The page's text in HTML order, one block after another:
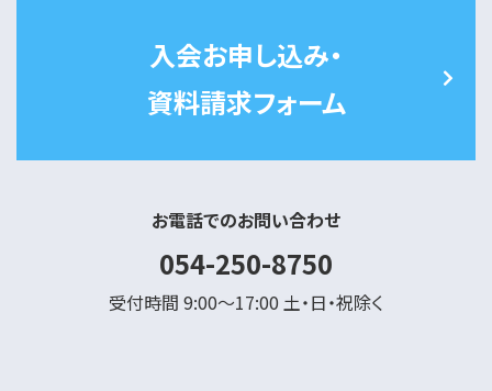
入会お申し込み・
資料請求フォーム
お電話でのお問い合わせ
054-250-8750
受付時間 9:00～17:00 土・日・祝除く